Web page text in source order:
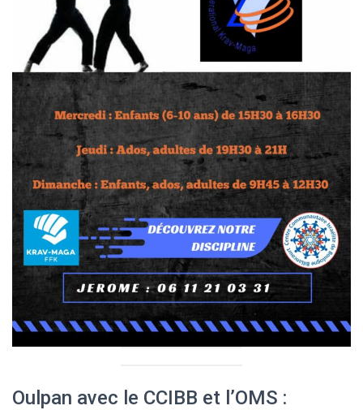
Oulpan avec le CCIBB et l’OMS :